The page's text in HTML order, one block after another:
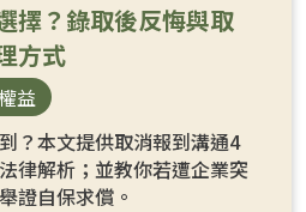
擇？錄取後反悔與取
方式
益
？本文提供取消報到溝通4
律解析；並教你若遭企業突
證自保求償。